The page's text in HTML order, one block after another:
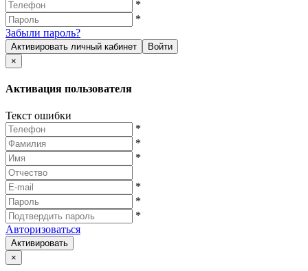
*
*
Забыли пароль?
Активировать личный кабинет
Войти
×
Активация пользователя
Текст ошибки
*
*
*
*
*
*
Авторизоваться
Активировать
×